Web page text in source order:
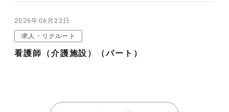
2026年06月22日
求人・リクルート
看護師（介護施設）（パート）